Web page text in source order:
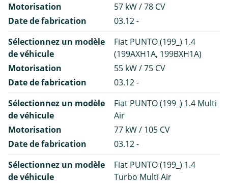
Motorisation
57 kW / 78 CV
Date de fabrication
03.12 -
Sélectionnez un modèle
de véhicule
Fiat PUNTO (199_) 1.4
(199AXH1A, 199BXH1A)
Motorisation
55 kW / 75 CV
Date de fabrication
03.12 -
Sélectionnez un modèle
de véhicule
Fiat PUNTO (199_) 1.4 Multi
Air
Motorisation
77 kW / 105 CV
Date de fabrication
03.12 -
Sélectionnez un modèle
de véhicule
Fiat PUNTO (199_) 1.4
Turbo Multi Air